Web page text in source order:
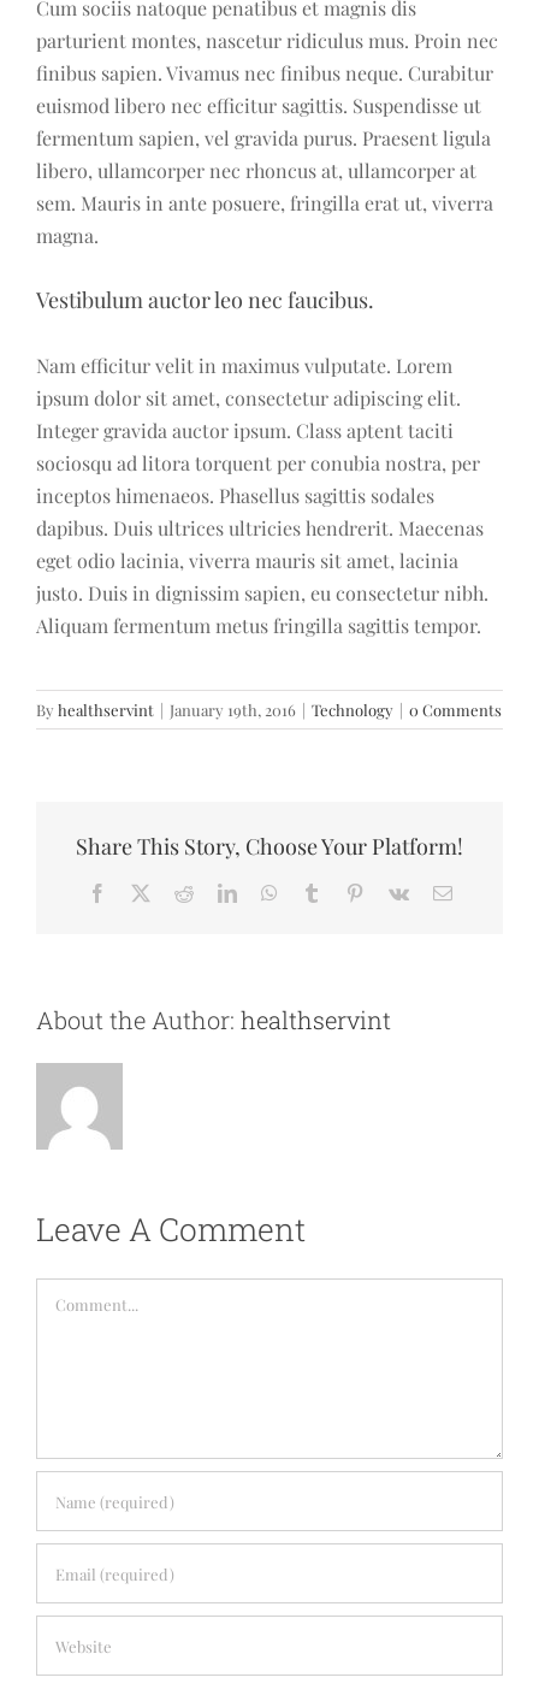
Cum sociis natoque penatibus et magnis dis
parturient montes, nascetur ridiculus mus. Proin nec
finibus sapien. Vivamus nec finibus neque. Curabitur
euismod libero nec efficitur sagittis. Suspendisse ut
fermentum sapien, vel gravida purus. Praesent ligula
libero, ullamcorper nec rhoncus at, ullamcorper at
sem. Mauris in ante posuere, fringilla erat ut, viverra
magna.
Vestibulum auctor leo nec faucibus.
Nam efficitur velit in maximus vulputate. Lorem
ipsum dolor sit amet, consectetur adipiscing elit.
Integer gravida auctor ipsum. Class aptent taciti
sociosqu ad litora torquent per conubia nostra, per
inceptos himenaeos. Phasellus sagittis sodales
dapibus. Duis ultrices ultricies hendrerit. Maecenas
eget odio lacinia, viverra mauris sit amet, lacinia
justo. Duis in dignissim sapien, eu consectetur nibh.
Aliquam fermentum metus fringilla sagittis tempor.
By healthservint | January 19th, 2016 | Technology | 0 Comments
Share This Story, Choose Your Platform!
Facebook RedditLinkedInWhatsApp
Tumblr Pinterest
Vk Email
About the Author: healthservint
Leave A Comment
Comment